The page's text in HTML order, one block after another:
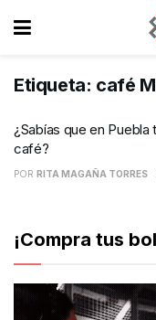
Etiqueta: café
¿Sabías que en Puebla
café?
POR RITA MAGAÑA TORRES
¡Compra tus